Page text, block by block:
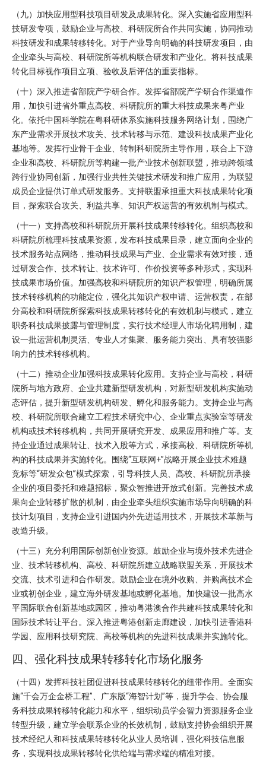
（九）加快应用型科技项目研发及成果转化。深入实施省应用型科
技研发专项，鼓励企业与高校、科研院所合作共同实施，协同推动
科技研发和成果转移转化。对于产业导向明确的科技研发项目，由
企业牵头与高校、科研院所等机构联合研发和产业化。将科技成果
转化目标视作项目立项、验收及后评估的重要指标。
（十）深入推进省部院产学研合作。发挥省部院产学研合作渠道作
用，加快引进省外重点高校、科研院所的重大科技成果来粤产业
化。依托中国科学院在粤科研体系实施科技服务网络计划，围绕广
东产业需求开展技术攻关、技术转移与示范、建设科技成果产业化
基地等。发挥行业骨干企业、转制科研院所主导作用，联合上下游
企业和高校、科研院所等构建一批产业技术创新联盟，推动跨领域
跨行业协同创新，加强行业共性关键技术研发和推广应用，为联盟
成员企业提供订单式研发服务。支持联盟承担重大科技成果转化项
目，探索联合攻关、利益共享、知识产权运营的有效机制与模式。
（十一）支持高校和科研院所开展科技成果转移转化。组织高校和
科研院所梳理科技成果资源，发布科技成果目录，建立面向企业的
技术服务站点网络，推动科技成果与产业、企业需求有效对接，通
过研发合作、技术转让、技术许可、作价投资等多种形式，实现科
技成果市场价值。加强高校和科研院所的知识产权管理，明确所属
技术转移机构的功能定位，强化其知识产权申请、运营权责，在部
分高校和科研院所探索科技成果转移转化的有效机制与模式，建立
职务科技成果披露与管理制度，实行技术经理人市场化聘用制，建
设一批运营机制灵活、专业人才集聚、服务能力突出、具有较强影
响力的技术转移机构。
（十二）推动企业加强科技成果转化应用。支持企业与高校，科研
院所与地方政府、企业共建新型研发机构，对新型研发机构实施动
态评估，提升新型研发机构研发、孵化和服务能力。支持企业与高
校、科研院所联合建立工程技术研究中心、企业重点实验室等研发
机构或技术转移机构，共同开展研究开发、成果应用和推广等。支
持企业通过成果转让、技术入股等方式，承接高校、科研院所等机
构的科技成果并实施转化。围绕“互联网+”战略开展企业技术难题
竞标等“研发众包”模式探索，引导科技人员、高校、科研院所承接
企业的项目委托和难题招标，聚众智推进开放式创新。完善技术成
果向企业转移扩散的机制，由企业牵头组织实施市场导向明确的科
技计划项目，支持企业引进国内外先进适用技术，开展技术革新与
改造升级。
（十三）充分利用国际创新创业资源。鼓励企业与境外技术先进企
业、技术转移机构、高校、科研院所建立战略联盟关系，开展技术
交流、技术引进和合作研发。鼓励企业在境外收购、并购高技术企
业或初创企业，建立海外研发基地或孵化基地。加快建设一批高水
平国际联合创新基地或园区，推动粤港澳合作共建科技成果转化和
国际技术转让平台。深入推进粤港创新走廊建设，加快引进香港科
学园、应用科技研究院、高校等机构的先进科技成果并实施转化。
四、强化科技成果转移转化市场化服务
（十四）发挥科技社团促进科技成果转移转化的纽带作用。全面实
施“千会万企金桥工程”、广东版“海智计划”等，提升学会、协会服
务科技成果转移转化能力和水平，组织动员学会智力资源服务企业
转型升级，建立学会联系企业的长效机制，鼓励支持协会组织开展
技术经纪人和科技成果转移转化从业人员培训，强化科技信息服
务，实现科技成果转移转化供给端与需求端的精准对接。